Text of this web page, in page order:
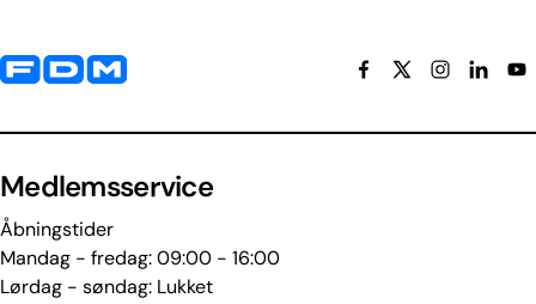
Yderligere information og kontaktoplysninger
Medlemsservice
Åbningstider
Mandag - fredag: 09:00 - 16:00
Lørdag - søndag: Lukket